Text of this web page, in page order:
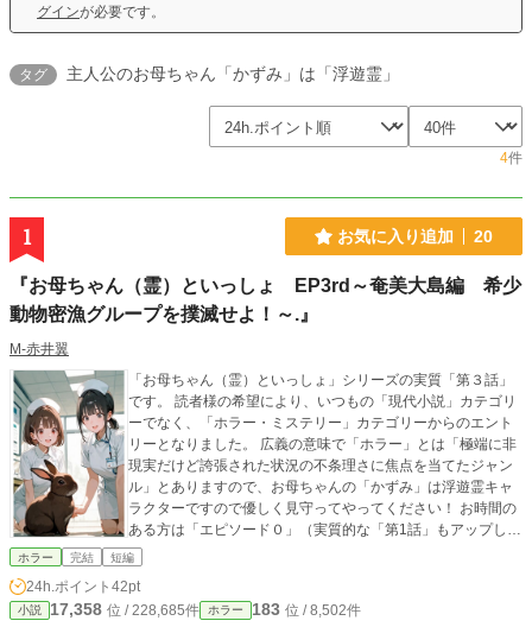
グインが必要です。
タグ 主人公のお母ちゃん「かずみ」は「浮遊霊」
4件
1 お気に入り追加 20
『お母ちゃん（霊）といっしょ EP3rd～奄美大島編 希少
動物密漁グループを撲滅せよ！～.』
M‐赤井翼
「お母ちゃん（霊）といっしょ」シリーズの実質「第３話」
です。 読者様の希望により、いつもの「現代小説」カテゴリ
ーでなく、「ホラー・ミステリー」カテゴリーからのエント
リーとなりました。 広義の意味で「ホラー」とは「極端に非
現実だけど誇張された状況の不条理さに焦点を当てたジャン
ル」とありますので、お母ちゃんの「かずみ」は浮遊霊キャ
ラクターですので優しく見守ってやってください！ お時間の
ある方は「エピソード０」（実質的な「第1話」もアップしま
すのでお母ちゃんが今、家族と一緒に居る「前振り」の話が
作品にいただいた「エール」の投稿インセンティブは「こど
も食堂」運営の応援に使わせていただきますので、よろしか
ホラー 完結 短編
24h.ポイント 42pt
小説 17,358 位 / 228,685件 ホラー 183 位 / 8,502件